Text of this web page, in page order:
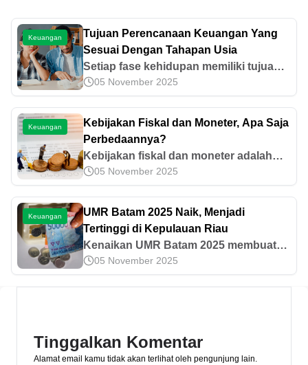
Keuangan
Tujuan Perencanaan Keuangan Yang
Sesuai Dengan Tahapan Usia
Setiap fase kehidupan memiliki tujuan
keuangannya masing-masing. Tujuan
keuangan usia 25 tahun tentu tidak bisa
disamakan dengan yang usianya
sudah 40 tahun.
05 November 2025
Keuangan
Kebijakan Fiskal dan Moneter, Apa Saja
Perbedaannya?
Kebijakan fiskal dan moneter adalah
instrumen penting dalam
perekonomian. Apa saja pengertian,
perbedaan, dan contohnya?
05 November 2025
Keuangan
UMR Batam 2025 Naik, Menjadi
Tertinggi di Kepulauan Riau
Kenaikan UMR Batam 2025 membuat
kota ini memiliki UMR tertinggi di
Kepulauan Riau Simak informasi
05 November 2025
Tinggalkan Komentar
Alamat email kamu tidak akan terlihat oleh pengunjung lain.